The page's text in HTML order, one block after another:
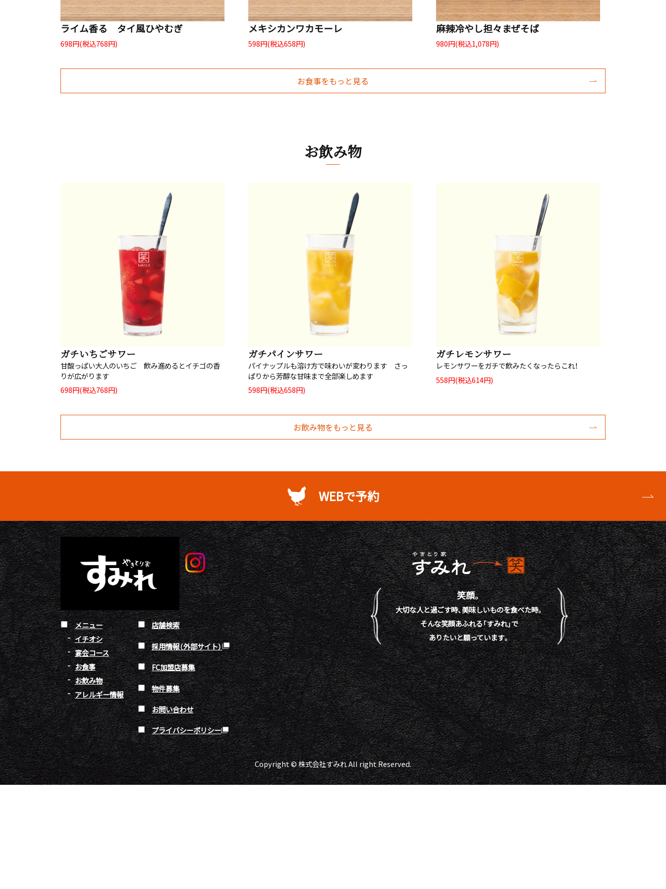
ライム香る タイ風ひやむぎ
698円(税込768円)
メキシカンワカモーレ
598円(税込658円)
麻辣冷やし担々まぜそば
980円(税込1,078円)
お食事をもっと見る
お飲み物
ガチいちごサワー
甘酸っぱい大人のいちご 飲み進めるとイチゴの香
りが広がります
698円(税込768円)
ガチパインサワー
パイナップルも溶け方で味わいが変わります さっ
ぱりから芳醇な甘味まで全部楽しめます
598円(税込658円)
ガチレモンサワー
レモンサワーをガチで飲みたくなったらこれ！
558円(税込614円)
お飲み物をもっと見る
WEBで予約
メニュー
イチオシ
宴会コース
お食事
お飲み物
アレルギー情報
店舗検索
採用情報（外部サイト）
FC加盟店募集
物件募集
お問い合わせ
プライバシーポリシー
笑顔。
大切な人と過ごす時、美味しいものを食べた時。
そんな笑顔あふれる「すみれ」で
ありたいと願っています。
Copyright © 株式会社すみれ All right Reserved.